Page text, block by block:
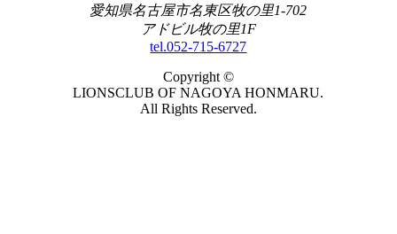
愛知県名古屋市名東区牧の里1-702
アドビル牧の里1F
tel.052-715-6727
Copyright ©
LIONSCLUB OF NAGOYA HONMARU.
All Rights Reserved.